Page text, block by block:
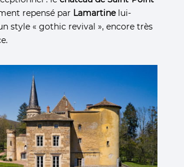
repensé par Lamartinelui-
style « gothic revival », encore très